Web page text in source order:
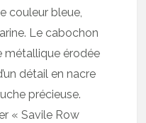
couleur bleue,
Le cabochon
métallique érodée
détail en nacre
précieuse.
« Savile Row